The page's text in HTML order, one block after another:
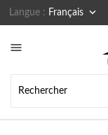
Langue : Français 
